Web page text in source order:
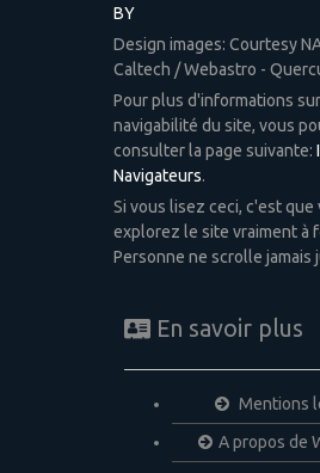
BY
Design images: Courtesy
Caltech / Webastro -
Pour plus d'informations
navigabilité du site, vous
consulter la page suivante:
Navigateurs.
Si vous lisez ceci, c'est que
explorez le site vraiment à
Personne ne scrolle jamais
En savoir plus
Mentions
A propos de